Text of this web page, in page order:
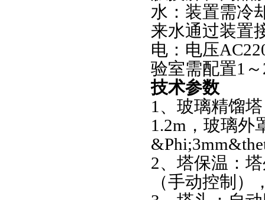
水：装置需冷
来水通过装置
电：电压
验室需配置1
技术参数
1、玻璃精馏
1.2m，玻璃外
2、塔保温：
（手动控制）